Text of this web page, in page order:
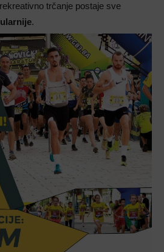
trčanje postaje sve
.